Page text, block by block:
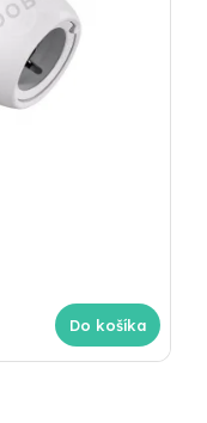
Do košíka